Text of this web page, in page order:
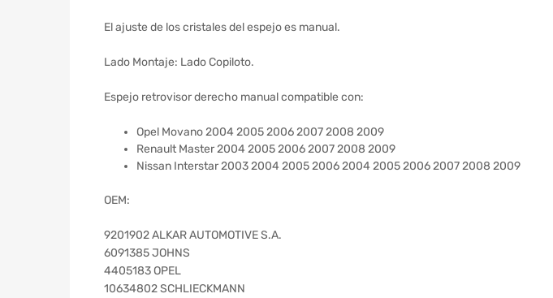
El ajuste de los cristales del espejo es manual.
Lado Montaje: Lado Copiloto.
Espejo retrovisor derecho manual compatible con:
Opel Movano 2004 2005 2006 2007 2008 2009
Renault Master 2004 2005 2006 2007 2008 2009
Nissan Interstar 2003 2004 2005 2006 2004 2005 2006 2007 2008 2009
OEM:
9201902 ALKAR AUTOMOTIVE S.A.
6091385 JOHNS
4405183 OPEL
10634802 SCHLIECKMANN